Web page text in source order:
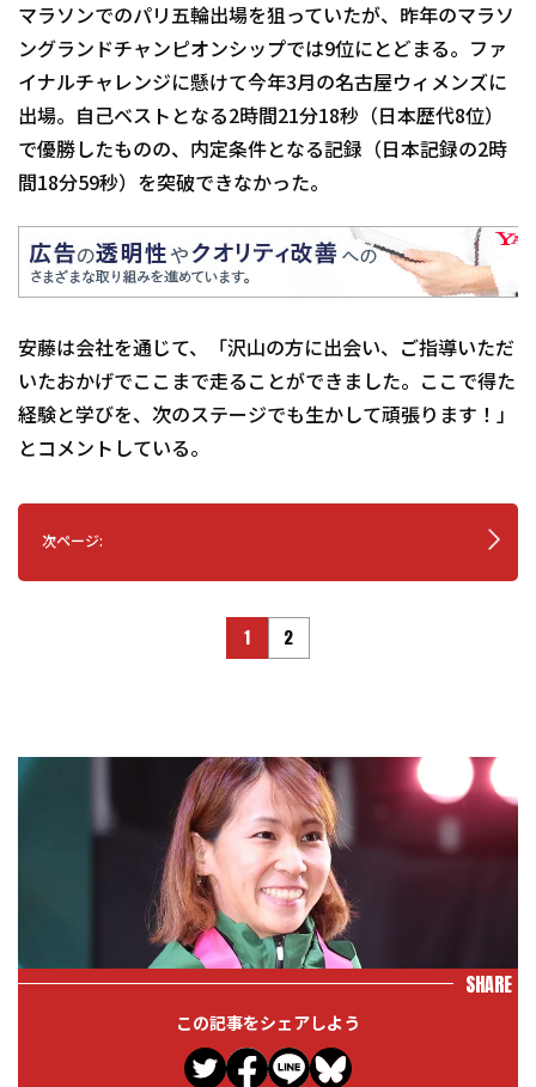
マラソンでのパリ五輪出場を狙っていたが、昨年のマラソ
ングランドチャンピオンシップでは9位にとどまる。ファ
イナルチャレンジに懸けて今年3月の名古屋ウィメンズに
出場。自己ベストとなる2時間21分18秒（日本歴代8位）
で優勝したものの、内定条件となる記録（日本記録の2時
間18分59秒）を突破できなかった。
安藤は会社を通じて、「沢山の方に出会い、ご指導いただ
いたおかげでここまで走ることができました。ここで得た
経験と学びを、次のステージでも生かして頑張ります！」
とコメントしている。
次ページ:
1 2
SHARE
この記事をシェアしよう